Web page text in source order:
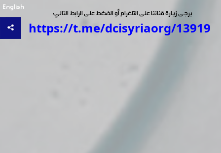
English
يرجى زيارة قناتنا على التلغرام أو الضغط على الرابط التالي:
https://t.me/dcisyriaorg/13919